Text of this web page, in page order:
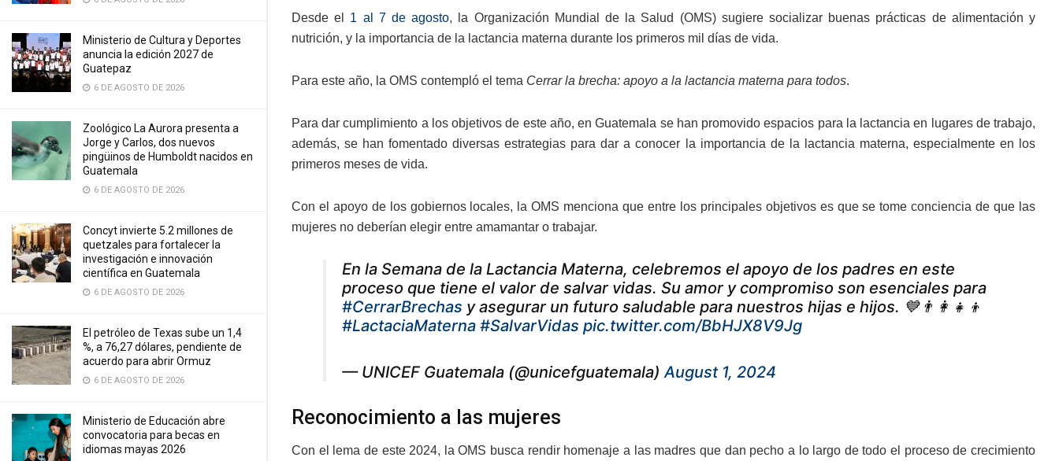
Ministerio de Cultura y Deportes
anuncia la edición 2027 de
Guatepaz
6 DE AGOSTO DE 2026
Zoológico La Aurora presenta a
Jorge y Carlos, dos nuevos
pingüinos de Humboldt nacidos en
Guatemala
6 DE AGOSTO DE 2026
Concyt invierte 5.2 millones de
quetzales para fortalecer la
investigación e innovación
científica en Guatemala
6 DE AGOSTO DE 2026
El petróleo de Texas sube un 1,4
%, a 76,27 dólares, pendiente de
acuerdo para abrir Ormuz
6 DE AGOSTO DE 2026
Ministerio de Educación abre
convocatoria para becas en
idiomas mayas 2026
Desde el 1 al 7 de agosto, la Organización Mundial de la Salud (OMS) sugiere socializar buenas prácticas de alimentación y
nutrición, y la importancia de la lactancia materna durante los primeros mil días de vida.
Para este año, la OMS contempló el tema Cerrar la brecha: apoyo a la lactancia materna para todos.
Para dar cumplimiento a los objetivos de este año, en Guatemala se han promovido espacios para la lactancia en lugares de trabajo,
además, se han fomentado diversas estrategias para dar a conocer la importancia de la lactancia materna, especialmente en los
primeros meses de vida.
Con el apoyo de los gobiernos locales, la OMS menciona que entre los principales objetivos es que se tome conciencia de que las
mujeres no deberían elegir entre amamantar o trabajar.
En la Semana de la Lactancia Materna, celebremos el apoyo de los padres en este
proceso que tiene el valor de salvar vidas. Su amor y compromiso son esenciales para
#CerrarBrechas y asegurar un futuro saludable para nuestros hijas e hijos. 💙👨‍👩‍👧‍👦
#LactaciaMaterna #SalvarVidas pic.twitter.com/BbHJX8V9Jg
— UNICEF Guatemala (@unicefguatemala) August 1, 2024
Reconocimiento a las mujeres
Con el lema de este 2024, la OMS busca rendir homenaje a las madres que dan pecho a lo largo de todo el proceso de crecimiento